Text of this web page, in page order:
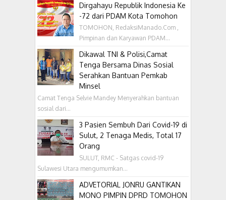
Dirgahayu Republik Indonesia Ke
-72 dari PDAM Kota Tomohon
TOMOHON, RedaksiManado.Com ,
Pimpinan dan Karyawan PDAM...
Dikawal TNI & Polisi,Camat
Tenga Bersama Dinas Sosial
Serahkan Bantuan Pemkab
Minsel
Camat Tenga Selvie Mandey Menyerahkan bantuan
sosial dari...
3 Pasien Sembuh Dari Covid-19 di
Sulut, 2 Tenaga Medis, Total 17
Orang
SULUT, RMC - Satgas covid-19
Sulawesi Utara mengumumkan...
ADVETORIAL JONRU GANTIKAN
MONO PIMPIN DPRD TOMOHON